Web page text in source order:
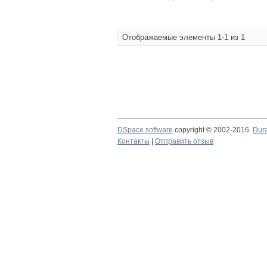
Отображаемые элементы 1-1 из 1
DSpace software copyright © 2002-2016
Контакты
Отправить отзыв